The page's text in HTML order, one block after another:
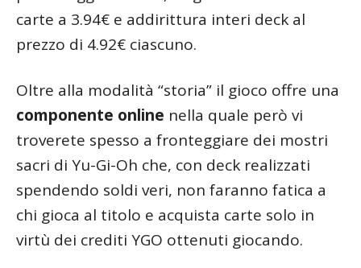
carte a 3.94€ e addirittura interi deck al
prezzo di 4.92€ ciascuno.
Oltre alla modalità “storia” il gioco offre una
componente online nella quale però vi
troverete spesso a fronteggiare dei mostri
sacri di Yu-Gi-Oh che, con deck realizzati
spendendo soldi veri, non faranno fatica a
chi gioca al titolo e acquista carte solo in
virtù dei crediti YGO ottenuti giocando.